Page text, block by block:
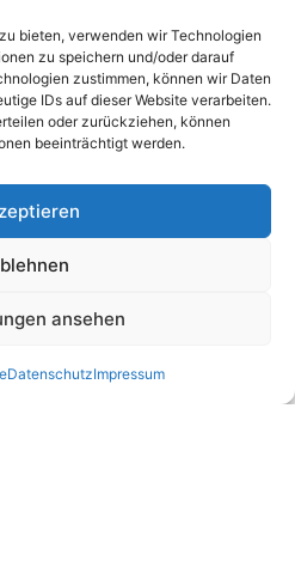
bieten, verwenden wir Technologien
zu speichern und/oder darauf
zustimmen, können wir Daten
IDs auf dieser Website verarbeiten.
oder zurückziehen, können
beeinträchtigt werden.
ansehen
DatenschutzImpressum